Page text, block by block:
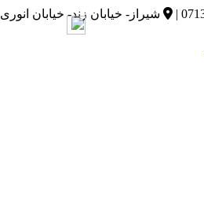
|
شیراز- خیابان زند- خیابان انوری